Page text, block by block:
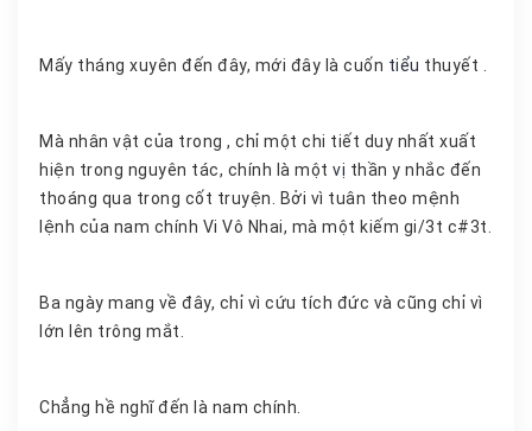
Mấy tháng xuyên đến đây, mới đây là cuốn tiểu
Mà nhân vật của trong , chỉ một chi tiết duy nhất xuất
hiện trong nguyên tác, chính là một vị thần y nhắc đến
thoáng qua trong cốt truyện. Bởi vì tuân theo mệnh
lệnh của nam chính Vi Vô Nhai, mà một kiếm gi/3t c#3t.
Ba ngày mang về đây, chỉ vì cứu tích đức và cũng chỉ vì
lớn lên trông mắt.
Chẳng hề nghĩ đến là nam chính.